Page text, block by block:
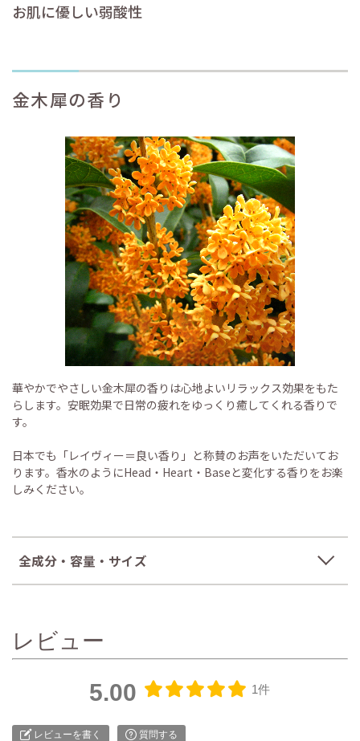
お肌に優しい弱酸性
金木犀の香り
華やかでやさしい金木犀の香りは心地よいリラックス効果をもた
らします。安眠効果で日常の疲れをゆっくり癒してくれる香りで
す。
日本でも「レイヴィー＝良い香り」と称賛のお声をいただいてお
ります。香水のようにHead・Heart・Baseと変化する香りをお楽
しみください。
全成分・容量・サイズ
レビュー
5.00 1件
レビューを書く 質問する